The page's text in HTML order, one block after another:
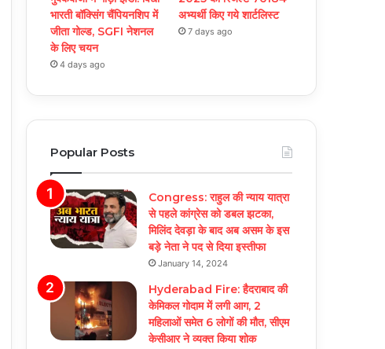
भारती बॉक्सिंग चैंपियनशिप में
जीता गोल्ड, SGFI नेशनल
के लिए चयन
4 days ago
अभ्यर्थी किए गये शार्टलिस्ट
7 days ago
Popular Posts
Congress: राहुल की न्याय यात्रा
से पहले कांग्रेस को डबल झटका,
मिलिंद देवड़ा के बाद अब असम के इस
बड़े नेता ने पद से दिया इस्तीफा
January 14, 2024
Hyderabad Fire: हैदराबाद की
केमिकल गोदाम में लगी आग, 2
महिलाओं समेत 6 लोगों की मौत, सीएम
केसीआर ने व्यक्त किया शोक